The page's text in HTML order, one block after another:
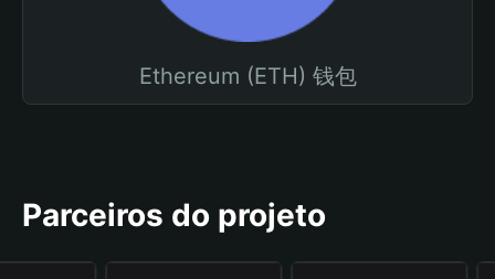
Ethereum (ETH) 钱包
Parceiros do projeto